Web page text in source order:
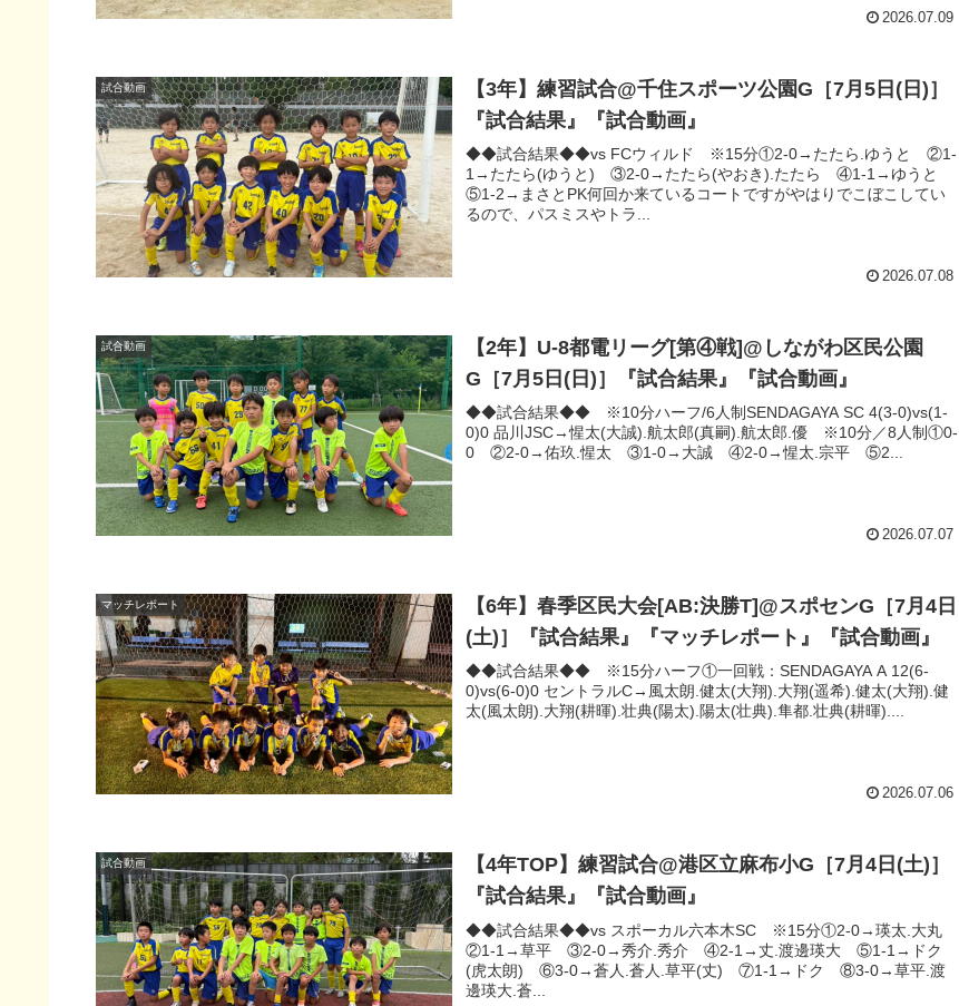
2026.07.09
試合動画
【3年】練習試合@千住スポーツ公園G［7月5日(日)］
『試合結果』『試合動画』
◆◆試合結果◆◆vs FCウィルド ※15分①2-0→たたら.ゆうと ②1-
1→たたら(ゆうと) ③2-0→たたら(やおき).たたら ④1-1→ゆうと
⑤1-2→まさとPK何回か来ているコートですがやはりでこぼこしてい
るので、パスミスやトラ...
2026.07.08
試合動画
【2年】U-8都電リーグ[第④戦]@しながわ区民公園
G［7月5日(日)］『試合結果』『試合動画』
◆◆試合結果◆◆ ※10分ハーフ/6人制SENDAGAYA SC 4(3-0)vs(1-
0)0 品川JSC→惺太(大誠).航太郎(真嗣).航太郎.優 ※10分／8人制①0-
0 ②2-0→佑玖.惺太 ③1-0→大誠 ④2-0→惺太.宗平 ⑤2...
2026.07.07
マッチレポート
【6年】春季区民大会[AB:決勝T]@スポセンG［7月4日
(土)］『試合結果』『マッチレポート』『試合動画』
◆◆試合結果◆◆ ※15分ハーフ①一回戦：SENDAGAYA A 12(6-
0)vs(6-0)0 セントラルC→風太朗.健太(大翔).大翔(遥希).健太(大翔).健
太(風太朗).大翔(耕暉).壮典(陽太).陽太(壮典).隼都.壮典(耕暉)....
2026.07.06
試合動画
【4年TOP】練習試合@港区立麻布小G［7月4日(土)］
『試合結果』『試合動画』
◆◆試合結果◆◆vs スポーカル六本木SC ※15分①2-0→瑛太.大丸
②1-1→草平 ③2-0→秀介.秀介 ④2-1→丈.渡邊瑛大 ⑤1-1→ドク
(虎太朗) ⑥3-0→蒼人.蒼人.草平(丈) ⑦1-1→ドク ⑧3-0→草平.渡
邊瑛大.蒼...